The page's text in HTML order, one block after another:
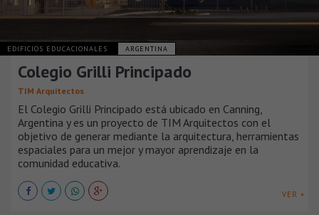
EDIFICIOS EDUCACIONALES ARGENTINA
Colegio Grilli Principado
TIM Arquitectos
El Colegio Grilli Principado está ubicado en Canning,
Argentina y es un proyecto de TIM Arquitectos con el
objetivo de generar mediante la arquitectura, herramientas
espaciales para un mejor y mayor aprendizaje en la
comunidad educativa.
VER +